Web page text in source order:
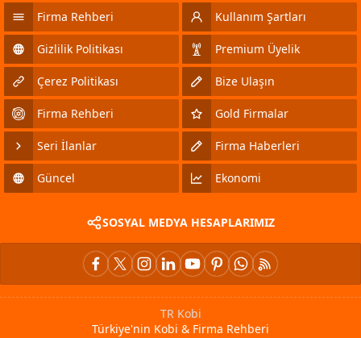
Firma Rehberi Kullanım Şartları
Gizlilik Politikası Premium Üyelik
Çerez Politikası Bize Ulaşın
Firma Rehberi Gold Firmalar
Seri İlanlar Firma Haberleri
Güncel Ekonomi
SOSYAL MEDYA HESAPLARIMIZ
TR Kobi
Türkiye'nin Kobi & Firma Rehberi